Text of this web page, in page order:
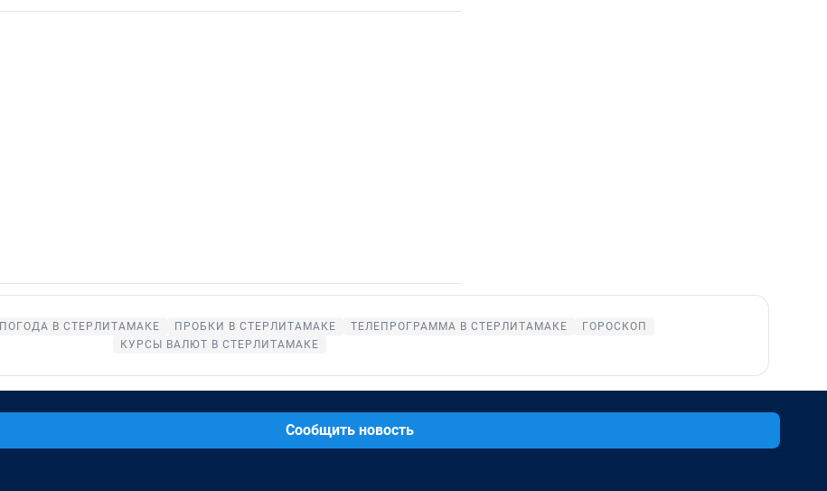
ПОГОДА В СТЕРЛИТАМАКЕ ПРОБКИ В СТЕРЛИТАМАКЕ ТЕЛЕПРОГРАММА В СТЕРЛИТАМАКЕ
ГОРОСКОП
КУРСЫ ВАЛЮТ В СТЕРЛИТАМАКЕ
Сообщить новость